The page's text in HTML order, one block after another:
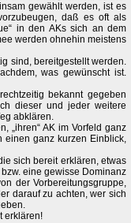
gewählt werden, ist es
daß es oft als
in den AKs sich an dem
werden ohnehin meistens
sind, bereitgestellt werden.
was gewünscht ist.
bekannt gegeben
dieser und jeder weitere
abklären.
„ihren“ AK im Vorfeld ganz
einen ganz kurzen Einblick,
sich bereit erklären, etwas
eine gewisse Dominanz
der Vorbereitungsgruppe,
darauf zu achten, wer sich
erklären!